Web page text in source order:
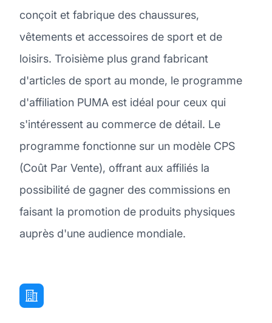
conçoit et fabrique des chaussures,
vêtements et accessoires de sport et de
loisirs. Troisième plus grand fabricant
d'articles de sport au monde, le programme
d'affiliation PUMA est idéal pour ceux qui
s'intéressent au commerce de détail. Le
programme fonctionne sur un modèle CPS
(Coût Par Vente), offrant aux affiliés la
possibilité de gagner des commissions en
faisant la promotion de produits physiques
auprès d'une audience mondiale.